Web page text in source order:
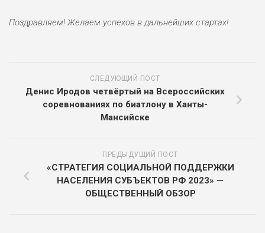
информация
Наблюдательный совет
Профилактика безнадзорности и правонарушений
несовершеннолетних в АУ ДО РА «СШОР по ЗВС»
Поздравляем! Желаем успехов в дальнейших стартах!
СЛЕДУЮЩИЙ ПОСТ
Денис Иродов четвёртый на Всероссийских
соревнованиях по биатлону в Ханты-
Мансийске
ПРЕДЫДУЩИЙ ПОСТ
«СТРАТЕГИЯ СОЦИАЛЬНОЙ ПОДДЕРЖКИ
НАСЕЛЕНИЯ СУБЪЕКТОВ РФ 2023» —
ОБЩЕСТВЕННЫЙ ОБЗОР